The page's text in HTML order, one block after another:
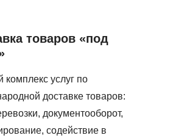
товаров «под
комплекс услуг по
доставке товаров:
документооборот,
содействие в